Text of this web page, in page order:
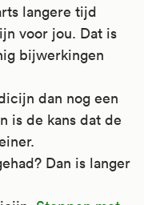
langere tijd
voor jou. Dat is
bijwerkingen
dan nog een
is de kans dat de
Dan is langer